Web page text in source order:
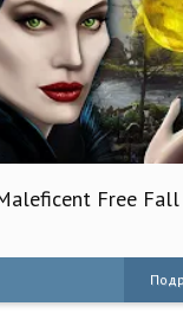
Free Fall